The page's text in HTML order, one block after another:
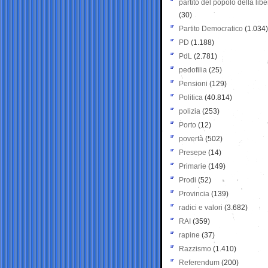
partito del popolo della
(30)
Partito Democratico (1.034)
PD (1.188)
PdL (2.781)
pedofilia (25)
Pensioni (129)
Politica (40.814)
polizia (253)
Porto (12)
povertà (502)
Presepe (14)
Primarie (149)
Prodi (52)
Provincia (139)
radici e valori (3.682)
RAI (359)
rapine (37)
Razzismo (1.410)
Referendum (200)